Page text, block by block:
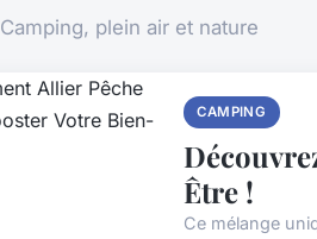
Camping, plein air et nature
CAMPING
Être !
Ce mélange